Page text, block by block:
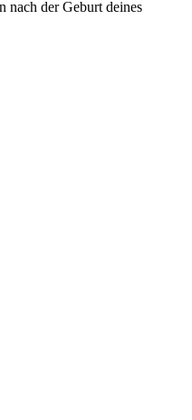
nach der Geburt deines